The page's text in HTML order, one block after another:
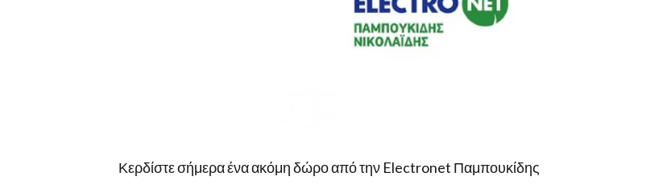
Κερδίστε σήμερα ένα ακόμη δώρο από την Electronet Παμπουκίδης